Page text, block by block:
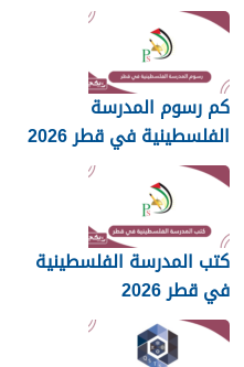
كم رسوم المدرسة
الفلسطينية في قطر 2026
كتب المدرسة الفلسطينية
في قطر 2026